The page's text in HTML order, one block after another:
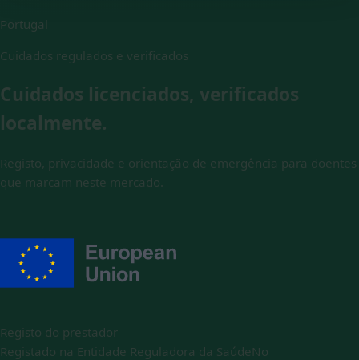
Portugal
Cuidados regulados e verificados
Cuidados licenciados, verificados
localmente.
Registo, privacidade e orientação de emergência para doentes
que marcam neste mercado.
Registo do prestador
Registado na Entidade Reguladora da Saúde No